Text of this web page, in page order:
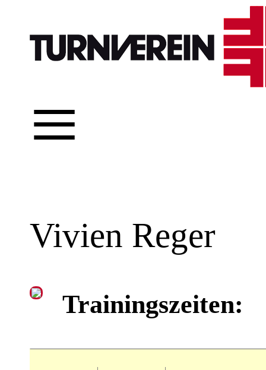
≡
Vivien Reger
Trainingszeiten: